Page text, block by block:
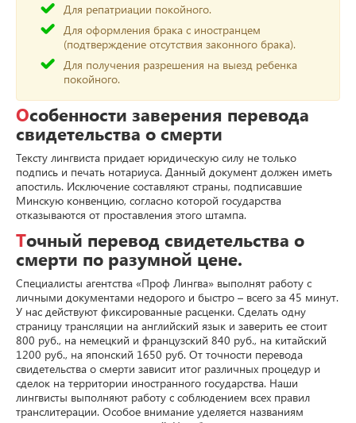
Для репатриации покойного.
Для оформления брака с иностранцем
(подтверждение отсутствия законного брака).
Для получения разрешения на выезд ребенка
покойного.
Особенности заверения перевода
свидетельства о смерти
Тексту лингвиста придает юридическую силу не только
подпись и печать нотариуса. Данный документ должен иметь
апостиль. Исключение составляют страны, подписавшие
Минскую конвенцию, согласно которой государства
отказываются от проставления этого штампа.
Точный перевод свидетельства о
смерти по разумной цене.
Специалисты агентства «Проф Лингва» выполнят работу с
личными документами недорого и быстро – всего за 45 минут.
У нас действуют фиксированные расценки. Сделать одну
страницу трансляции на английский язык и заверить ее стоит
800 руб., на немецкий и французский 840 руб., на китайский
1200 руб., на японский 1650 руб. От точности перевода
свидетельства о смерти зависит итог различных процедур и
сделок на территории иностранного государства. Наши
лингвисты выполняют работу с соблюдением всех правил
транслитерации. Особое внимание уделяется названиям